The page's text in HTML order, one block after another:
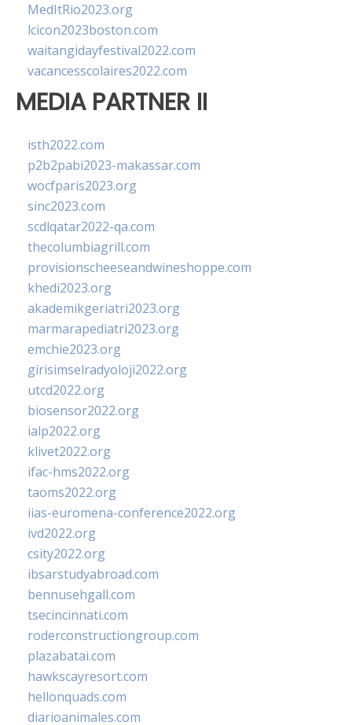
MedItRio2023.org
lcicon2023boston.com
waitangidayfestival2022.com
vacancesscolaires2022.com
MEDIA PARTNER II
isth2022.com
p2b2pabi2023-makassar.com
wocfparis2023.org
sinc2023.com
scdlqatar2022-qa.com
thecolumbiagrill.com
provisionscheeseandwineshoppe.com
khedi2023.org
akademikgeriatri2023.org
marmarapediatri2023.org
emchie2023.org
girisimselradyoloji2022.org
utcd2022.org
biosensor2022.org
ialp2022.org
klivet2022.org
ifac-hms2022.org
taoms2022.org
iias-euromena-conference2022.org
ivd2022.org
csity2022.org
ibsarstudyabroad.com
bennusehgall.com
tsecincinnati.com
roderconstructiongroup.com
plazabatai.com
hawkscayresort.com
hellonquads.com
diarioanimales.com